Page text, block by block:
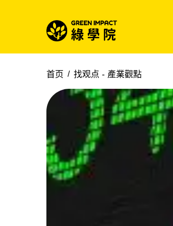
首页 找观点 - 產業觀點